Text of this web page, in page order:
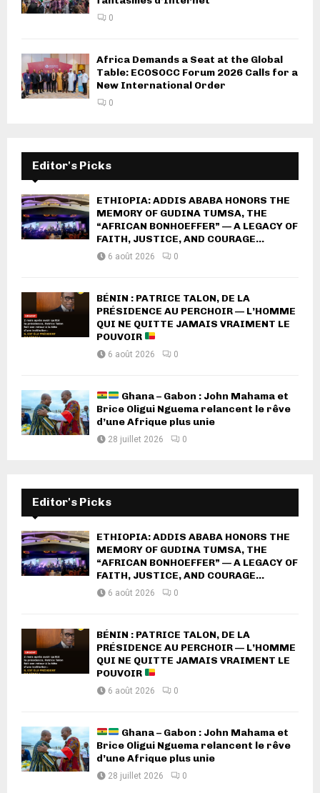
0
Africa Demands a Seat at the Global
Table: ECOSOCC Forum 2026 Calls for a
New International Order
0
Editor's Picks
ETHIOPIA: ADDIS ABABA HONORS THE
MEMORY OF GUDINA TUMSA, THE
“AFRICAN BONHOEFFER” — A LEGACY OF
FAITH, JUSTICE, AND COURAGE...
6 août 2026 0
BÉNIN : PATRICE TALON, DE LA
PRÉSIDENCE AU PERCHOIR — L’HOMME
QUI NE QUITTE JAMAIS VRAIMENT LE
POUVOIR
6 août 2026 0
Ghana – Gabon : John Mahama et
Brice Oligui Nguema relancent le rêve
d’une Afrique plus unie
28 juillet 2026 0
Editor's Picks
ETHIOPIA: ADDIS ABABA HONORS THE
MEMORY OF GUDINA TUMSA, THE
“AFRICAN BONHOEFFER” — A LEGACY OF
FAITH, JUSTICE, AND COURAGE...
6 août 2026 0
BÉNIN : PATRICE TALON, DE LA
PRÉSIDENCE AU PERCHOIR — L’HOMME
QUI NE QUITTE JAMAIS VRAIMENT LE
POUVOIR
6 août 2026 0
Ghana – Gabon : John Mahama et
Brice Oligui Nguema relancent le rêve
d’une Afrique plus unie
28 juillet 2026 0